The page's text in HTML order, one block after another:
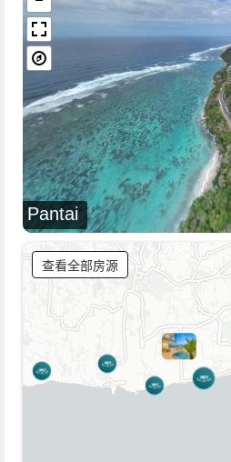
Pantai
查看全部房源